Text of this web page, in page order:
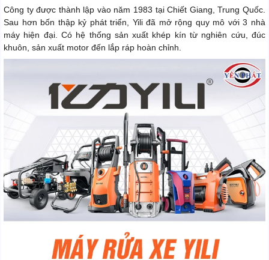
Công ty được thành lập vào năm 1983 tại Chiết Giang, Trung Quốc.
Sau hơn bốn thập kỷ phát triển, Yili đã mở rộng quy mô với 3 nhà
máy hiện đại. Có hệ thống sản xuất khép kín từ nghiên cứu, đúc
khuôn, sản xuất motor đến lắp ráp hoàn chỉnh.